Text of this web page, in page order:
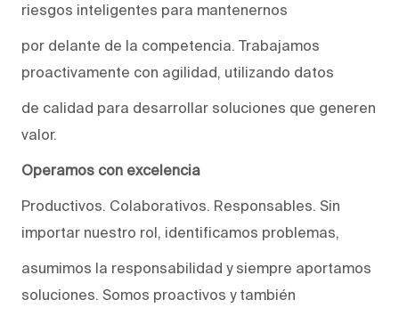
riesgos inteligentes para mantenernos
por delante de la competencia. Trabajamos
proactivamente con agilidad, utilizando datos
de calidad para desarrollar soluciones que generen
valor.
Operamos con excelencia
Productivos. Colaborativos. Responsables. Sin
importar nuestro rol, identificamos problemas,
asumimos la responsabilidad y siempre aportamos
soluciones. Somos proactivos y también